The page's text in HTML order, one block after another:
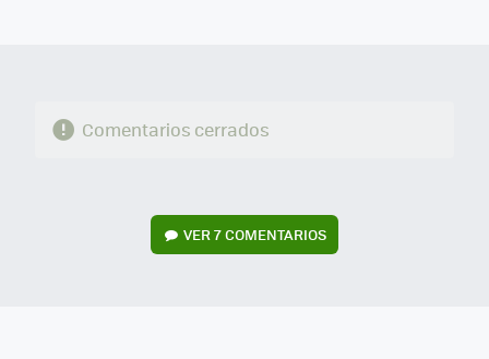
Comentarios cerrados
VER7 COMENTARIOS